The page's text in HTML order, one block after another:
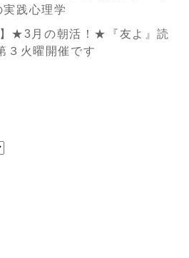
践心理学
★3月の朝活！★『友よ』読
火曜開催です